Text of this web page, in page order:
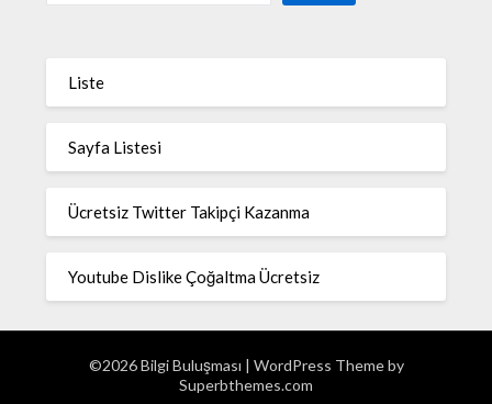
Liste
Sayfa Listesi
Ücretsiz Twitter Takipçi Kazanma
Youtube Dislike Çoğaltma Ücretsiz
©2026 Bilgi Buluşması | WordPress Theme by
Superbthemes.com